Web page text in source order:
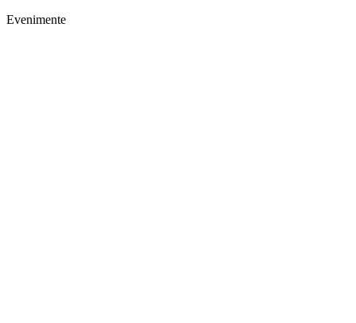
Evenimente